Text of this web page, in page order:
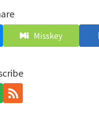
Misskey